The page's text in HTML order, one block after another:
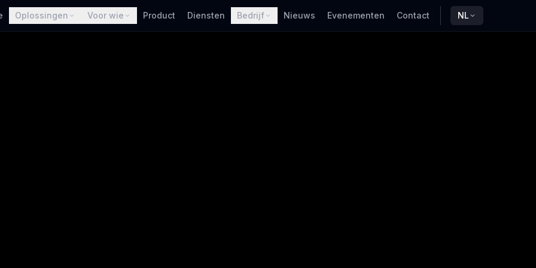
Oplossingen Voor wie Product Diensten Bedrijf Nieuws Evenementen Contact NL